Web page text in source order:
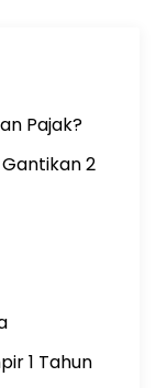
Pajak?
2
1 Tahun